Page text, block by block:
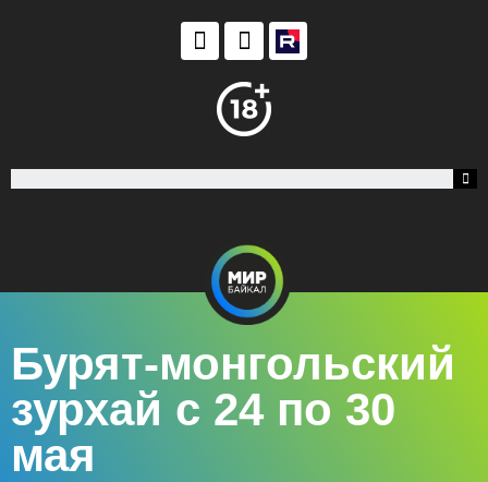
Бурят-монгольский
зурхай с 24 по 30
мая